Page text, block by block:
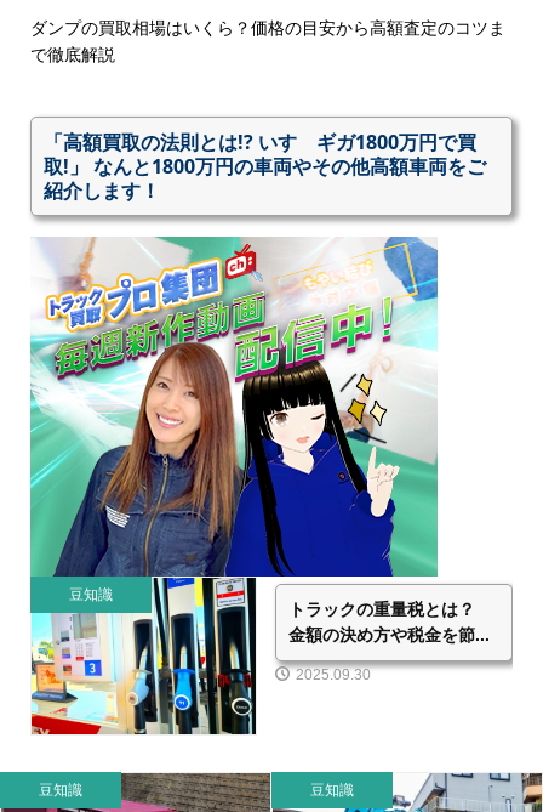
豆知識
トラックの重量税とは？
金額の決め方や税金を節...
2025.09.30
ダンプの買取相場はいくら？価格の目安から高額査定のコツま
で徹底解説
「高額買取の法則とは!? いすゞギガ1800万円で買
取!」 なんと1800万円の車両やその他高額車両をご
紹介します！
豆知識 豆知識